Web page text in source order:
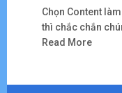
Chọn Content
thì chắc chắn
Read More